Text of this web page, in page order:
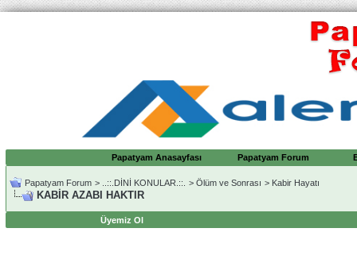
Papatyam Anasayfası Papatyam Forum
Papatyam Forum > ..::.DİNİ KONULAR.::. > Ölüm ve Sonrası > Kabir Hayatı
KABİR AZABI HAKTIR
Üyemiz Ol